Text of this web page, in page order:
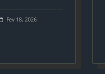
Fev 18, 2026